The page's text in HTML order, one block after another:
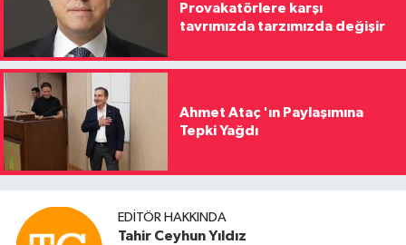
Provakatörlere karşı
tavrımızda tarzımızda değişir
Ahmet Ataç 'ın Paylaşımına
Tepki Yağdı
EDITÖR HAKKINDA
Tahir Ceyhun Yıldız